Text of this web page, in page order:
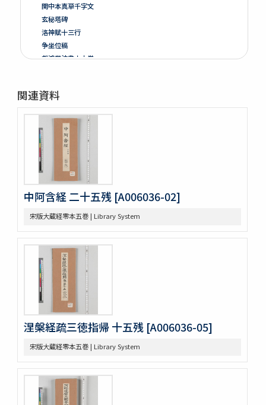
関中本真草千字文
玄秘塔碑
洛神賦十三行
争坐位稿
戯鴻堂法書十六巻
偽絳帖残一巻
拪先塋記
顔氏家廟碑
張遷碑
曹全碑
争坐位稿
古今歴代法帖
金麟厚草書千字文
水滸伝コレクション
新刻全像忠義水滸誌伝二十五巻一百十五回
水滸伝全本三十巻
水滸傳全本 三十巻 [漢籍：D（貴重書）]
新刻全像水滸傳 二十五巻一百十五回
忠義水滸全書 一百二十回首一巻図一巻坿宣和遺事一巻
忠義水滸全書 一百二十回存四回
忠義水滸全伝 120回図1卷,宣和遺事 1卷
第五才子書施耐菴水滸伝 七十五卷
評論出像水滸伝 [E4651]
評論出像水滸伝 [E46_63]
水滸傳語譯 [E4692]
関連資料
中阿含経 二十五残 [A006036-02]
宋版大蔵経零本五巻 | Library System
涅槃経疏三徳指帰 十五残 [A006036-05]
宋版大蔵経零本五巻 | Library System